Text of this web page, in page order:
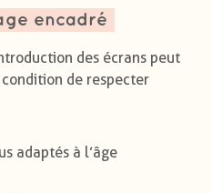
encadré
des écrans peut
de respecter
adaptés à l’âge